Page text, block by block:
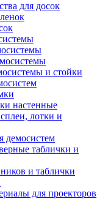
для досок
и стойки
настенные
лотки и
демосистем
таблички и
и таблички
для проекторов